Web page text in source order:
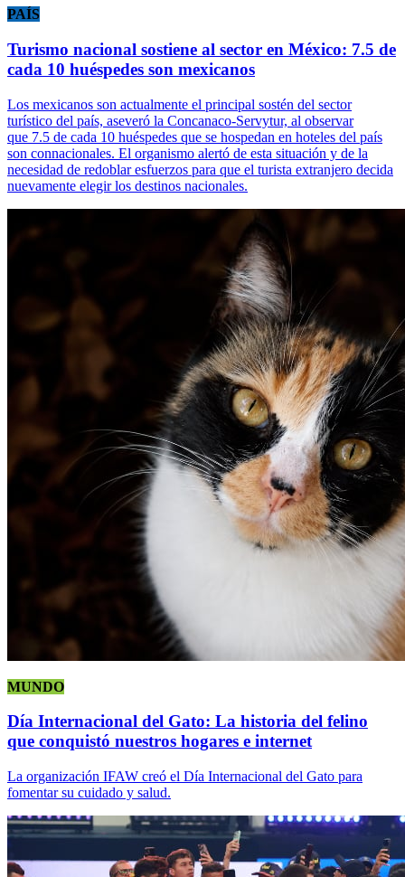
PAÍS
Turismo nacional sostiene al sector en México: 7.5 de
cada 10 huéspedes son mexicanos
Los mexicanos son actualmente el principal sostén del sector
turístico del país, aseveró la Concanaco-Servytur, al observar
que 7.5 de cada 10 huéspedes que se hospedan en hoteles del país
son connacionales. El organismo alertó de esta situación y de la
necesidad de redoblar esfuerzos para que el turista extranjero decida
nuevamente elegir los destinos nacionales.
MUNDO
Día Internacional del Gato: La historia del felino
que conquistó nuestros hogares e internet
La organización IFAW creó el Día Internacional del Gato para
fomentar su cuidado y salud.